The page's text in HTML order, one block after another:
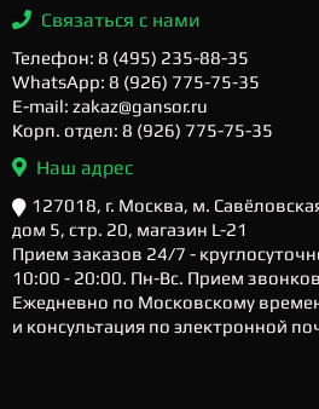
Связаться с нами
Телефон: 8 (495) 235-88-35
WhatsApp: 8 (926) 775-75-35
E-mail: zakaz@gansor.ru
Корп. отдел: 8 (926) 775-75-35
Наш адрес
127018, г. Москва, м.
дом 5, стр. 20, магазин L-21
Прием заказов 24/7 -
10:00 - 20:00. Пн-Вс. Прием
Ежедневно по Московскому
и консультация по электронной